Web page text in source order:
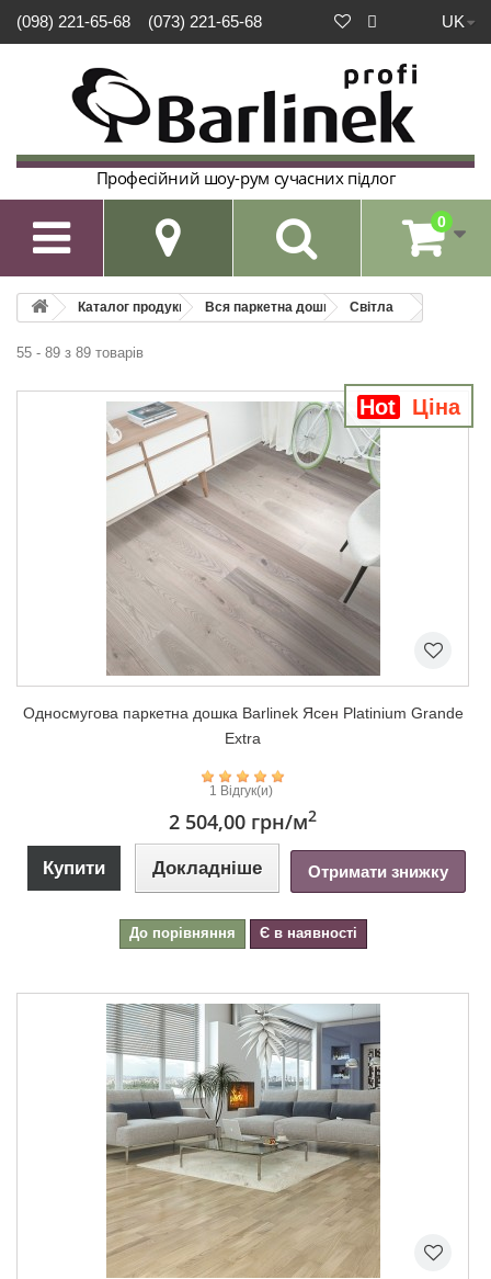
UK
(098) 221-65-68 (073) 221-65-68
Професійний шоу-рум сучасних підлог
 0
Каталог продукції Вся паркетна дошка Світла
Hot Ціна
Односмугова паркетна дошка Barlinek Ясен Platinium Grande
Extra
1 Відгук(и)
2 504,00 грн/м2
Купити Докладніше Отримати знижку
До порівняння Є в наявності
55 - 89 з 89 товарів